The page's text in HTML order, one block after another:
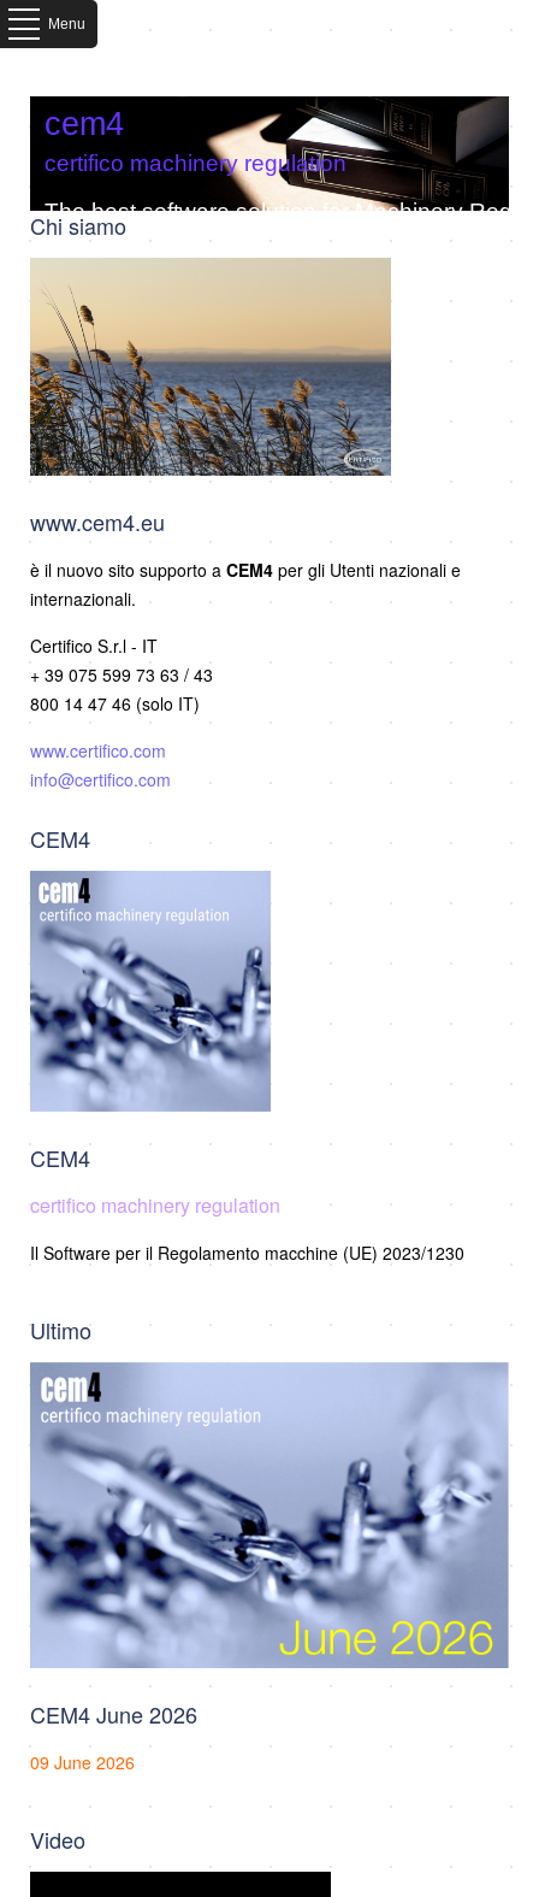
Menu
cem4
certifico machinery regulation
The best software solution for Machinery
Chi siamo
www.cem4.eu
è il nuovo sito supporto a CEM4 per gli Utenti nazionali e
internazionali.
Certifico S.r.l - IT
+ 39 075 599 73 63 / 43
800 14 47 46 (solo IT)
www.certifico.com
info@certifico.com
CEM4
CEM4
certifico machinery regulation
Il Software per il Regolamento macchine (UE) 2023/1230
Ultimo
CEM4 June 2026
09 June 2026
Video